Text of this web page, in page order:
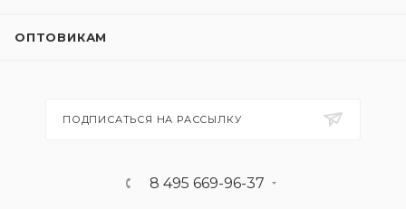
ОПТОВИКАМ
ПОДПИСАТЬСЯ НА РАССЫЛКУ
8 495 669-96-37